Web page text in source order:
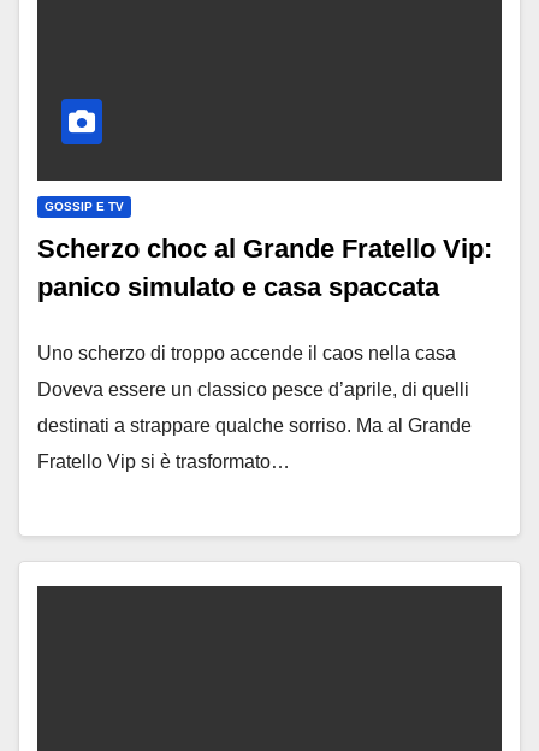
GOSSIP E TV
Scherzo choc al Grande Fratello Vip:
panico simulato e casa spaccata
Uno scherzo di troppo accende il caos nella casa
Doveva essere un classico pesce d’aprile, di quelli
destinati a strappare qualche sorriso. Ma al Grande
Fratello Vip si è trasformato…